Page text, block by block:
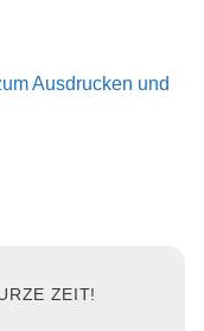
Ausdrucken und
ZEIT!